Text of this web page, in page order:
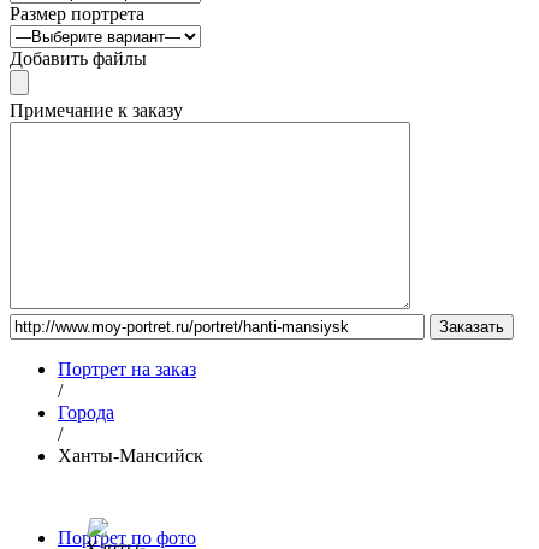
Размер портрета
Добавить файлы
Примечание к заказу
Портрет на заказ
/
Города
/
Ханты-Мансийск
Портрет по фото